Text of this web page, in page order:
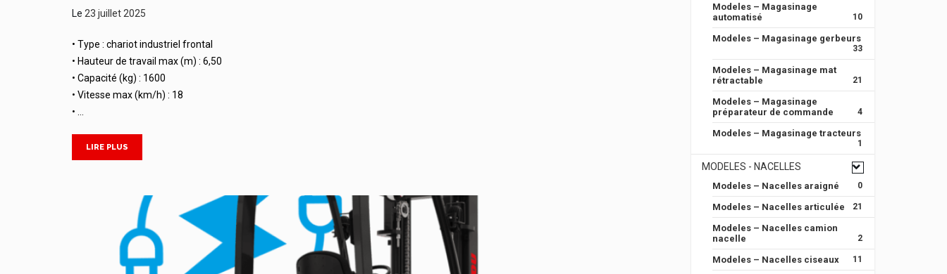
Le 23 juillet 2025
• Type : chariot industriel frontal
• Hauteur de travail max (m) : 6,50
• Capacité (kg) : 1600
• Vitesse max (km/h) : 18
• …
LIRE PLUS
Modeles – Magasinage
automatisé
10
Modeles – Magasinage gerbeurs
33
Modeles – Magasinage mat
rétractable
21
Modeles – Magasinage
préparateur de commande
4
Modeles – Magasinage tracteurs
1
MODELES - NACELLES
Modeles – Nacelles araigné 0
Modeles – Nacelles articulée 21
Modeles – Nacelles camion
nacelle
2
Modeles – Nacelles ciseaux 11